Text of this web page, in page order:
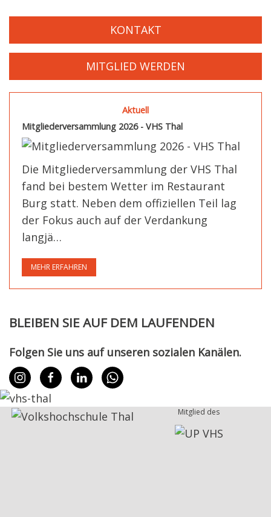
KONTAKT
MITGLIED WERDEN
Aktuell
Mitgliederversammlung 2026 - VHS Thal
Die Mitgliederversammlung der VHS Thal
fand bei bestem Wetter im Restaurant
Burg statt. Neben dem offiziellen Teil lag
der Fokus auch auf der Verdankung
langjä…
MEHR ERFAHREN
BLEIBEN SIE AUF DEM LAUFENDEN
Folgen Sie uns auf unseren sozialen Kanälen.
Mitglied des